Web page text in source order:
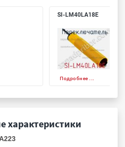
SI-LM40LA18E
Подробнее ...
характеристики